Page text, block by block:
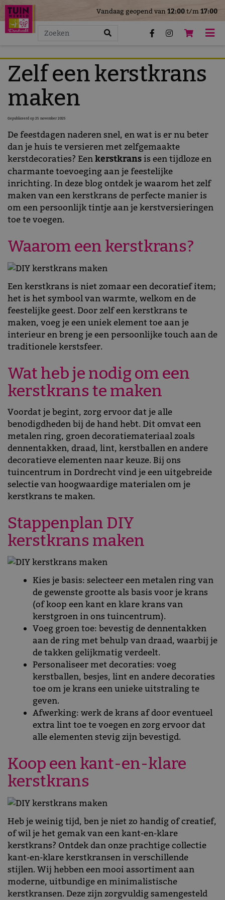
Vandaag geopend van12:00t/m17:00
Zelf een kerstkrans
maken
Gepubliceerd op 25 november 2025
De feestdagen naderen snel, en wat is er nu beter
dan je huis te versieren met zelfgemaakte
kerstdecoraties? Eenkerstkransis een tijdloze en
charmante toevoeging aan je feestelijke
inrichting. In deze blog ontdek je waarom het zelf
maken van een kerstkrans de perfecte manier is
om een persoonlijk tintje aan je kerstversieringen
toe te voegen.
Waarom een kerstkrans?
Een kerstkrans is niet zomaar een decoratief item;
het is het symbool van warmte, welkom en de
feestelijke geest. Door zelf een kerstkrans te
maken, voeg je een uniek element toe aan je
interieur en breng je een persoonlijke touch aan de
traditionele kerstsfeer.
Wat heb je nodig om een
kerstkrans te maken
Voordat je begint, zorg ervoor dat je alle
benodigdheden bij de hand hebt. Dit omvat een
metalen ring, groen decoratiemateriaal zoals
dennentakken, draad, lint, kerstballen en andere
decoratieve elementen naar keuze. Bij ons
tuincentrum in Dordrecht vind je een uitgebreide
selectie van hoogwaardige materialen om je
kerstkrans te maken.
Stappenplan DIY
kerstkrans maken
Kies je basis: selecteer een metalen ring van
de gewenste grootte als basis voor je krans
(of koop een kant en klare krans van
kerstgroen in ons tuincentrum).
Voeg groen toe: bevestig de dennentakken
aan de ring met behulp van draad, waarbij je
de takken gelijkmatig verdeelt.
Personaliseer met decoraties: voeg
kerstballen, besjes, lint en andere decoraties
toe om je krans een unieke uitstraling te
geven.
Afwerking: werk de krans af door eventueel
extra lint toe te voegen en zorg ervoor dat
alle elementen stevig zijn bevestigd.
Koop een kant-en-klare
kerstkrans
Heb je weinig tijd, ben je niet zo handig of creatief,
of wil je het gemak van een kant-en-klare
kerstkrans? Ontdek dan onze prachtige collectie
kant-en-klare kerstkransen in verschillende
stijlen. Wij hebben een mooi assortiment aan
moderne, uitbundige en minimalistische
kerstkransen. Deze zijn zorgvuldig samengesteld